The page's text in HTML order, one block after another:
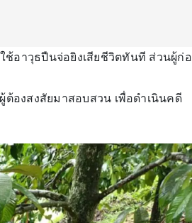
ช้อาวุธปืนจ่อยิงเสียชีวิตทันที ส่วนผู้ก่อ
องสงสัยมาสอบสวน เพื่อดำเนินคดี